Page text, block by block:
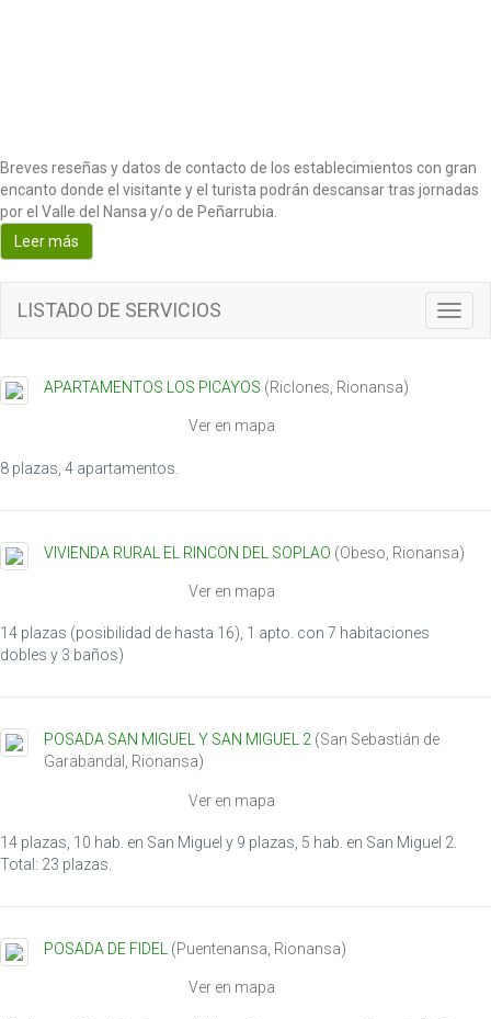
Breves reseñas y datos de contacto de los establecimientos con gran
encanto donde el visitante y el turista podrán descansar tras jornadas
por el Valle del Nansa y/o de Peñarrubia.
Leer más
T
o
a
LISTADO DE SERVICIOS
APARTAMENTOS LOS PICAYOS (Riclones Rionansa)
Ver en mapa
8 plazas, 4 apartamentos.
VIVIENDA RURAL EL RINCON DEL SOPLAO (Obeso Rionansa)
Ver en mapa
14 plazas (posibilidad de hasta 16), 1 apto. con 7 habitaciones
dobles y 3 baños)
POSADA SAN MIGUEL Y SAN MIGUEL 2 (San Sebastián de
Garabandal , Rionansa)
Ver en mapa
14 plazas, 10 hab. en San Miguel y 9 plazas, 5 hab. en San Miguel 2.
Total: 23 plazas.
POSADA DE FIDEL (Puentenansa Rionansa)
Ver en mapa